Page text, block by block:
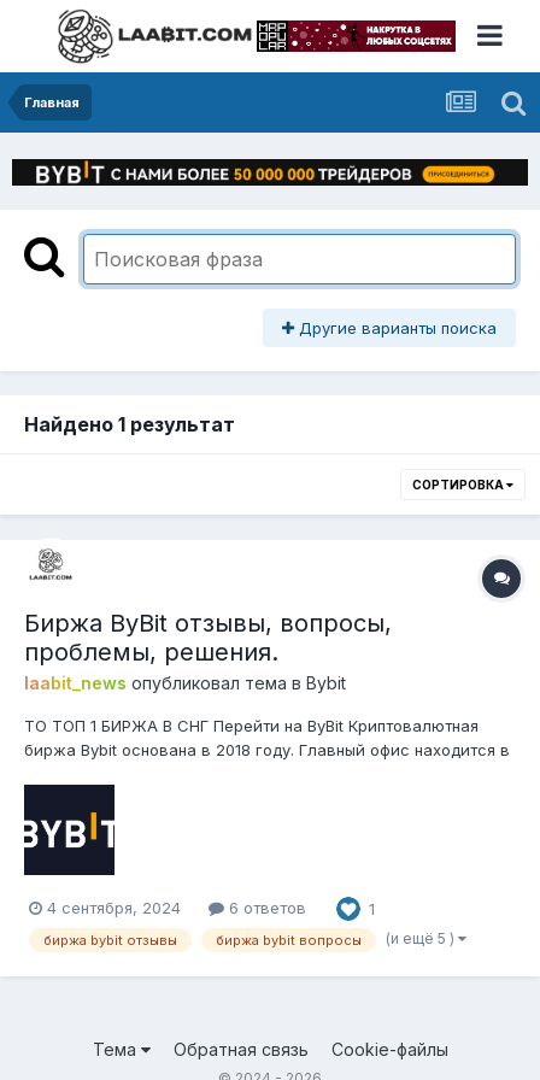
Главная
Другие варианты поиска
Найдено 1 результат
СОРТИРОВКА
Биржа ByBit отзывы, вопросы,
проблемы, решения.
laabit_news опубликовал тема в Bybit
ТО ТОП 1 БИРЖА В СНГ Перейти на ByBit Криптовалютная
биржа Bybit основана в 2018 году. Главный офис находится в
более 50 млн. пользователей. Биржа поддерживает 21 язык и
диалект,...
4 сентября, 2024 6 ответов 1
биржа bybit отзывы биржа bybit вопросы (и ещё 5 )
Тема Обратная связь Cookie-файлы